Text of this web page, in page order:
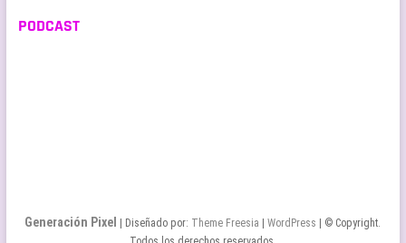
PODCAST
Generación Pixel | Diseñado por: Theme Freesia |WordPress
| © Copyright.